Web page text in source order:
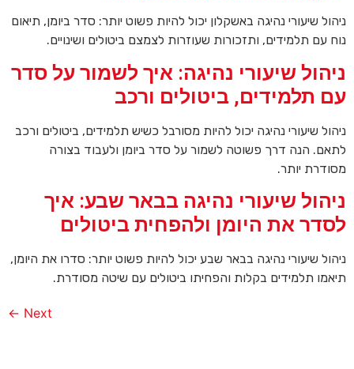
ניהול שיעורי נהיגה באשקלון יכול להיות פשוט יותר: סדר ביומן, תיאום
נוח עם תלמידים, ותזכורות שעוזרות לצמצם ביטולים ושינויים.
ניהול שיעורי נהיגה: איך לשמור על סדר
עם תלמידים, ביטולים ורכב
ניהול שיעורי נהיגה יכול להיות מסורבל כשיש תלמידים, ביטולים ורכב
לתאם. הנה דרך פשוטה לשמור על סדר ביומן ולעבוד בצורה
מסודרת יותר.
ניהול שיעורי נהיגה בבאר שבע: איך
לסדר את היומן ולהפחית ביטולים
ניהול שיעורי נהיגה בבאר שבע יכול להיות פשוט יותר: סדרו את היומן,
תיאמו תלמידים בקלות והפחיתו ביטולים עם שיטה מסודרת.
Next
←